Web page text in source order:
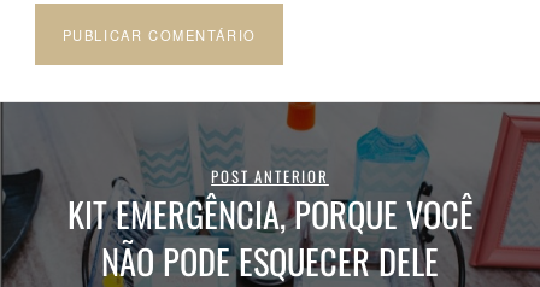
POST ANTERIOR
KIT EMERGÊNCIA, PORQUE VOCÊ
NÃO PODE ESQUECER DELE